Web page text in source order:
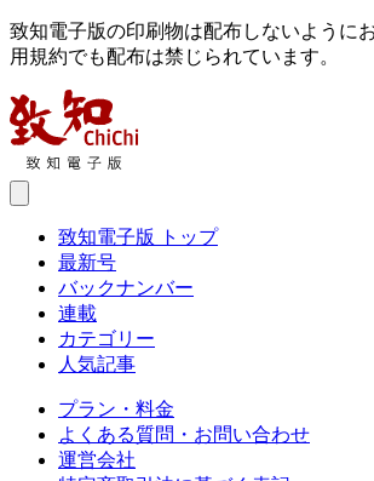
致知電子版の印刷物は配布しないように
用規約でも配布は禁じられています。
致知電子版 トップ
最新号
バックナンバー
連載
カテゴリー
人気記事
プラン・料金
よくある質問・お問い合わせ
運営会社